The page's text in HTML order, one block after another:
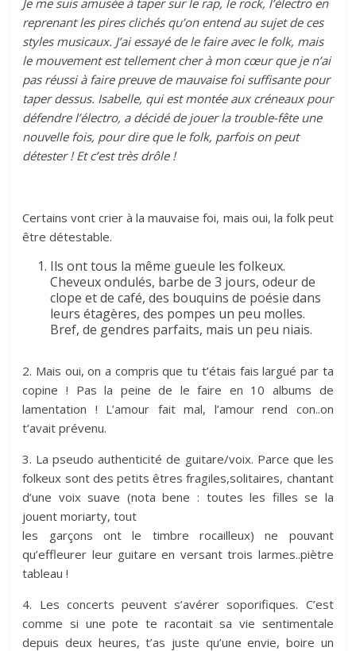
Je me suis amusée à taper sur le rap, le rock, l’électro en
reprenant les pires clichés qu’on entend au sujet de ces
styles musicaux. J’ai essayé de le faire avec le folk, mais
le mouvement est tellement cher à mon cœur que je n’ai
pas réussi à faire preuve de mauvaise foi suffisante pour
taper dessus. Isabelle, qui est montée aux créneaux pour
défendre l’électro, a décidé de jouer la trouble-fête une
nouvelle fois, pour dire que le folk, parfois on peut
détester ! Et c’est très drôle !
Certains vont crier à la mauvaise foi, mais oui, la folk peut
être détestable.
Ils ont tous la même gueule les folkeux.
Cheveux ondulés, barbe de 3 jours, odeur de
clope et de café, des bouquins de poésie dans
leurs étagères, des pompes un peu molles.
Bref, de gendres parfaits, mais un peu niais.
2. Mais oui, on a compris que tu t’étais fais largué par ta
copine ! Pas la peine de le faire en 10 albums de
lamentation ! L’amour fait mal, l’amour rend con..on
t’avait prévenu.
3. La pseudo authenticité de guitare/voix. Parce que les
folkeux sont des petits êtres fragiles,solitaires, chantant
d’une voix suave (nota bene : toutes les filles se la
jouent moriarty, tout
les garçons ont le timbre rocailleux) ne pouvant
qu’effleurer leur guitare en versant trois larmes..piètre
tableau !
4. Les concerts peuvent s’avérer soporifiques. C’est
comme si une pote te racontait sa vie sentimentale
depuis deux heures, t’as juste qu’une envie, boire un